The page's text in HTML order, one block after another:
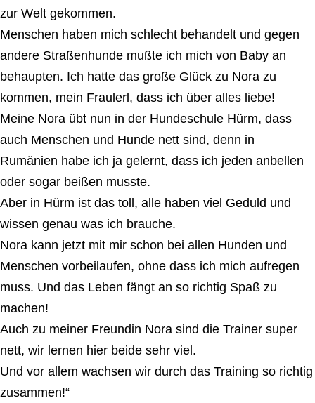
zur Welt gekommen.
Menschen haben mich schlecht behandelt und gegen
andere Straßenhunde mußte ich mich von Baby an
behaupten. Ich hatte das große Glück zu Nora zu
kommen, mein Fraulerl, dass ich über alles liebe!
Meine Nora übt nun in der Hundeschule Hürm, dass
auch Menschen und Hunde nett sind, denn in
Rumänien habe ich ja gelernt, dass ich jeden anbellen
oder sogar beißen musste.
Aber in Hürm ist das toll, alle haben viel Geduld und
wissen genau was ich brauche.
Nora kann jetzt mit mir schon bei allen Hunden und
Menschen vorbeilaufen, ohne dass ich mich aufregen
muss. Und das Leben fängt an so richtig Spaß zu
machen!
Auch zu meiner Freundin Nora sind die Trainer super
nett, wir lernen hier beide sehr viel.
Und vor allem wachsen wir durch das Training so richtig
zusammen!“